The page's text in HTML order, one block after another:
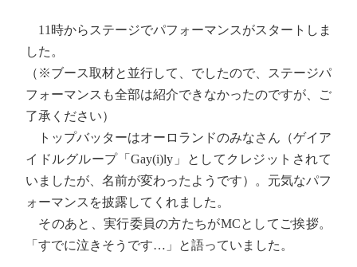
11時からステージでパフォーマンスがスタートしま
した。
（※ブース取材と並行して、でしたので、ステージパ
フォーマンスも全部は紹介できなかったのですが、ご
了承ください）
トップバッターはオーロランドのみなさん（ゲイア
イドルグループ「Gay(i)ly」としてクレジットされて
いましたが、名前が変わったようです）。元気なパフ
ォーマンスを披露してくれました。
そのあと、実行委員の方たちがMCとしてご挨拶。
「すでに泣きそうです…」と語っていました。